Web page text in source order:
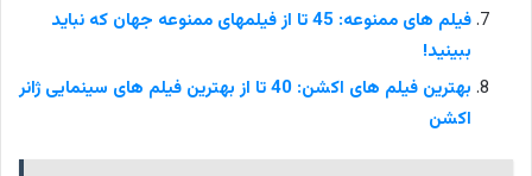
فیلم های ممنوعه: 45 تا از فیلمهای ممنوعه جهان که نباید
ببینید!
بهترین فیلم های اکشن: 40 تا از بهترین فیلم های سینمایی ژانر
اکشن